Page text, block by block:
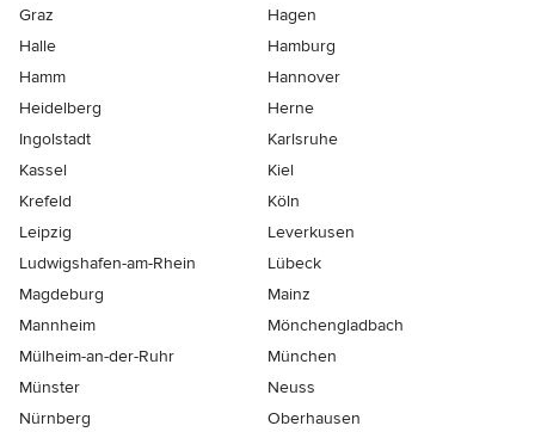
Graz
Hagen
Halle
Hamburg
Hamm
Hannover
Heidelberg
Herne
Ingolstadt
Karlsruhe
Kassel
Kiel
Krefeld
Köln
Leipzig
Leverkusen
Ludwigshafen-am-Rhein
Lübeck
Magdeburg
Mainz
Mannheim
Mönchen­gladbach
Mülheim-an-der-Ruhr
München
Münster
Neuss
Nürnberg
Oberhausen